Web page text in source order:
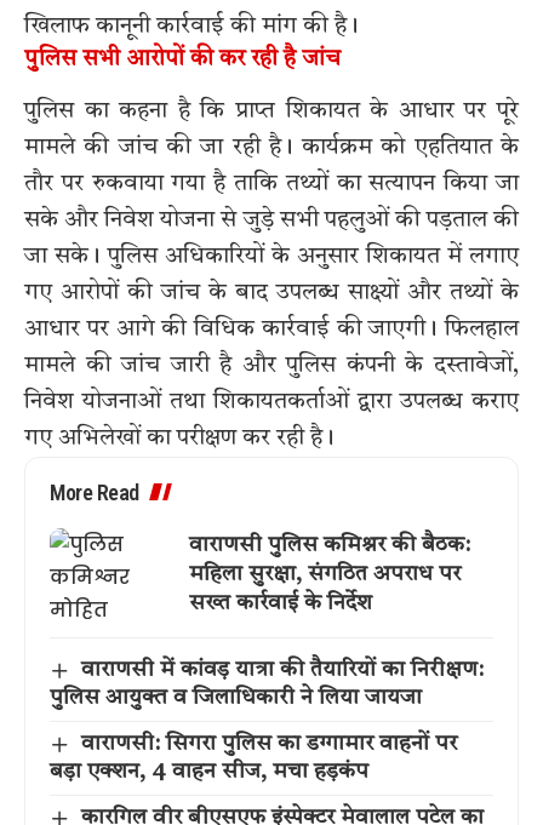
खिलाफ कानूनी कार्रवाई की मांग की है।
पुलिस सभी आरोपों की कर रही है जांच
पुलिस का कहना है कि प्राप्त शिकायत के आधार पर पूरे
मामले की जांच की जा रही है। कार्यक्रम को एहतियात के
तौर पर रुकवाया गया है ताकि तथ्यों का सत्यापन किया जा
सके और निवेश योजना से जुड़े सभी पहलुओं की पड़ताल की
जा सके। पुलिस अधिकारियों के अनुसार शिकायत में लगाए
गए आरोपों की जांच के बाद उपलब्ध साक्ष्यों और तथ्यों के
आधार पर आगे की विधिक कार्रवाई की जाएगी। फिलहाल
मामले की जांच जारी है और पुलिस कंपनी के दस्तावेजों,
निवेश योजनाओं तथा शिकायतकर्ताओं द्वारा उपलब्ध कराए
गए अभिलेखों का परीक्षण कर रही है।
More Read
वाराणसी पुलिस कमिश्नर की बैठक:
महिला सुरक्षा, संगठित अपराध पर
सख्त कार्रवाई के निर्देश
वाराणसी में कांवड़ यात्रा की तैयारियों का निरीक्षण:
पुलिस आयुक्त व जिलाधिकारी ने लिया जायजा
वाराणसी: सिगरा पुलिस का डग्गामार वाहनों पर
बड़ा एक्शन, 4 वाहन सीज, मचा हड़कंप
कारगिल वीर बीएसएफ इंस्पेक्टर मेवालाल पटेल का